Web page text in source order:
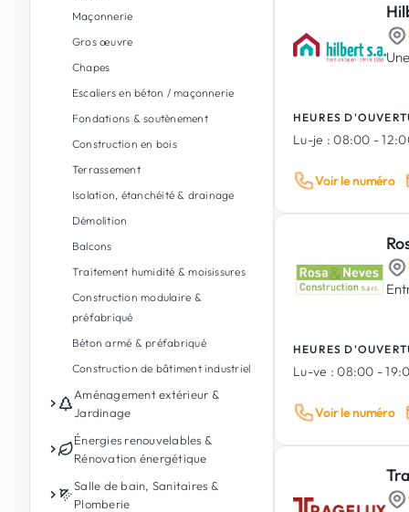
Maçonnerie
Gros œuvre
Chapes
Escaliers en béton / maçonnerie
Fondations & soutènement
Construction en bois
Terrassement
Isolation, étanchéité & drainage
Démolition
Balcons
Traitement humidité & moisissures
Construction modulaire &
préfabriqué
Béton armé & préfabriqué
Construction de bâtiment industriel
Aménagement extérieur &
Jardinage
Entretien de jardin
Conception de jardin & paysages
Aménagement extérieur
Énergies renouvelables &
Rénovation énergétique
Photovoltaïque
Salle de bain, Sanitaires &
Plomberie
HEURES
Lu-je : 08:00 -
Voir le numéro
HEURES
Lu-ve : 08:00 -
Voir le numéro